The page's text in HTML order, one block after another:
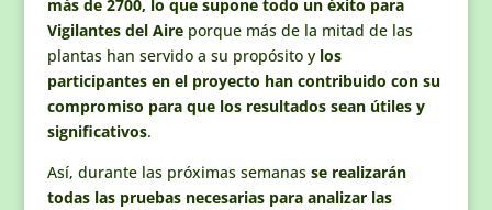
más de 2700, lo que supone todo un éxito para
Vigilantes del Aireporque más de la mitad de las
plantas han servido a su propósito y los
participantes en el proyecto han contribuido con su
compromiso para que los resultados sean útiles y
significativos.
Así, durante las próximas semanas se realizarán
todas las pruebas necesarias para analizar las